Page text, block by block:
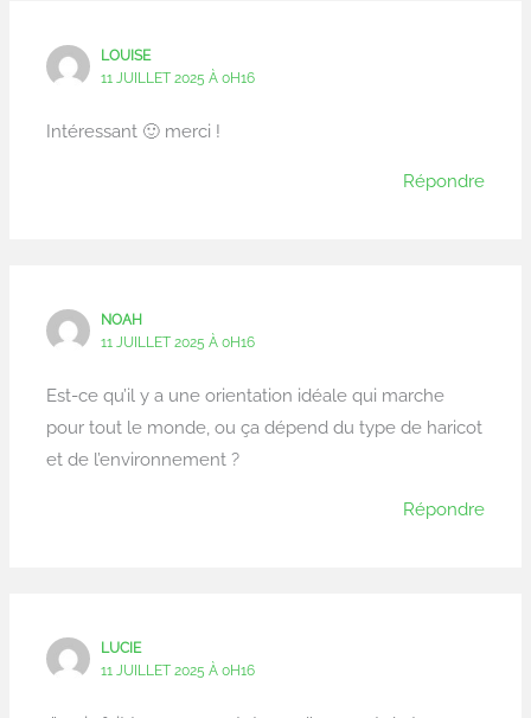
LOUISE
11 JUILLET 2025 À 0H16
Intéressant 🙂 merci !
Répondre
NOAH
11 JUILLET 2025 À 0H16
Est-ce qu’il y a une orientation idéale qui marche
pour tout le monde, ou ça dépend du type de haricot
et de l’environnement ?
Répondre
LUCIE
11 JUILLET 2025 À 0H16